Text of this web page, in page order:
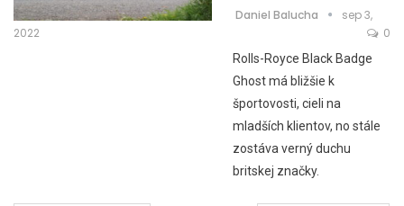
Daniel Balucha
sep 3,
2022
0
Rolls-Royce Black Badge
Ghost má bližšie k
športovosti, cieli na
mladších klientov, no stále
zostáva verný duchu
britskej značky.